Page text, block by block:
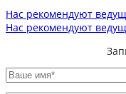
Нас рекомендуют
Нас рекомендуют